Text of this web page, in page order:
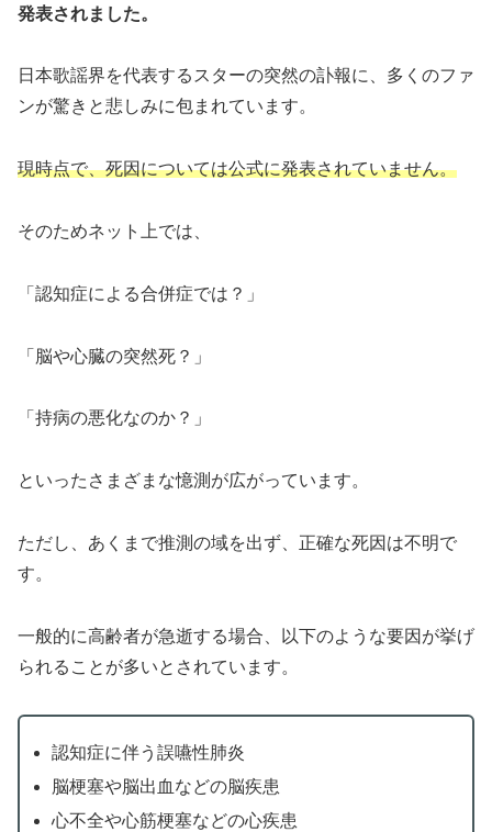
発表されました。
日本歌謡界を代表するスターの突然の訃報に、多くのファ
ンが驚きと悲しみに包まれています。
現時点で、死因については公式に発表されていません。
そのためネット上では、
「認知症による合併症では？」
「脳や心臓の突然死？」
「持病の悪化なのか？」
といったさまざまな憶測が広がっています。
ただし、あくまで推測の域を出ず、正確な死因は不明で
す。
一般的に高齢者が急逝する場合、以下のような要因が挙げ
られることが多いとされています。
認知症に伴う誤嚥性肺炎
脳梗塞や脳出血などの脳疾患
心不全や心筋梗塞などの心疾患